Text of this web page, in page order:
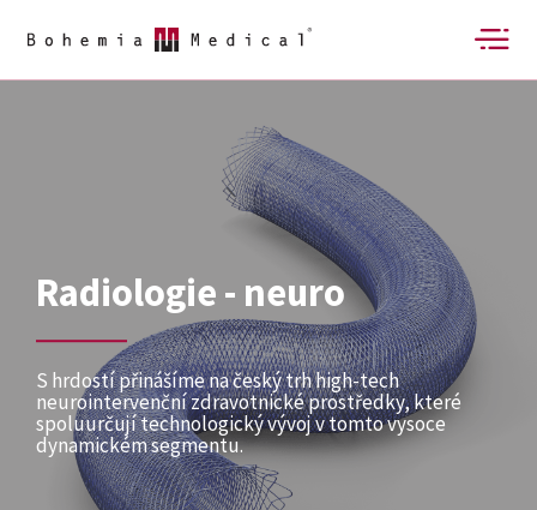
Radiologie - neuro
S hrdostí přinášíme na český trh high-tech
neurointervenční zdravotnické prostředky, které
spoluurčují technologický vývoj v tomto vysoce
dynamickém segmentu.